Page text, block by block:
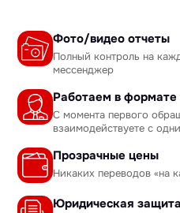
Фото/видео отчеты
Полный контроль на
мессенджер
Работаем в формате
С момента первого
взаимодействуете с
Прозрачные цены
Никаких переводов «на
Юридическая защита